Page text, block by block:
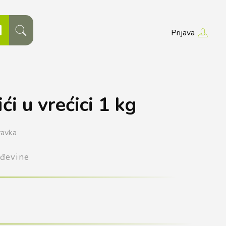
Prijava
u vrećici 1 kg